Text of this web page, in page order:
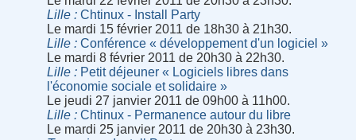
Lille
Chtinux - Install Party
Le mardi 15 février 2011 de 18h30 à 21h30.
Lille
Conférence « développement d'un logiciel »
Le mardi 8 février 2011 de 20h30 à 22h30.
Lille
Petit déjeuner « Logiciels libres dans
l'économie sociale et solidaire »
Le jeudi 27 janvier 2011 de 09h00 à 11h00.
Lille
Chtinux - Permanence autour du libre
Le mardi 25 janvier 2011 de 20h30 à 23h30.